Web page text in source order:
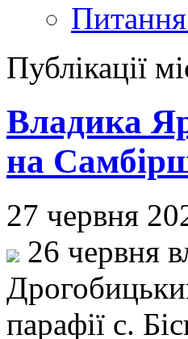
Публікації
Владика
на
27 червня
26 червня
парафії с.